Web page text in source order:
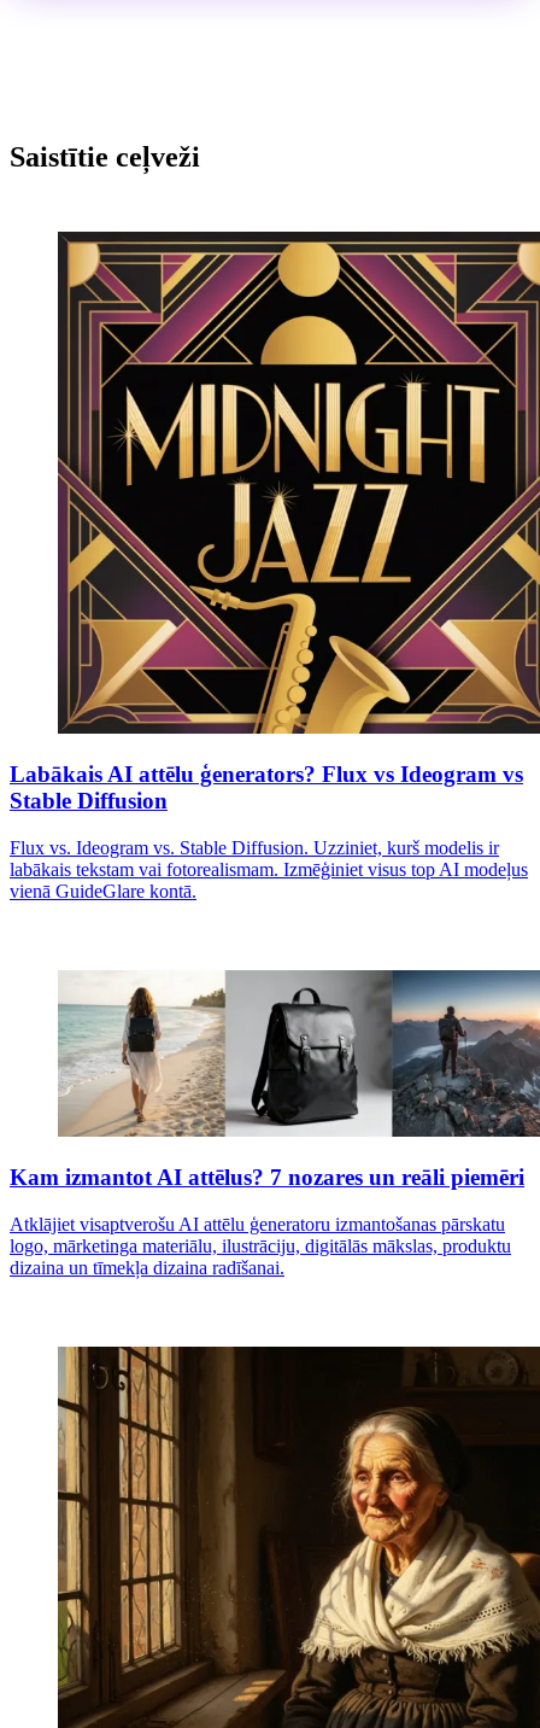
Saistītie ceļveži
Labākais AI attēlu ģenerators? Flux vs Ideogram vs
Stable Diffusion
Flux vs. Ideogram vs. Stable Diffusion. Uzziniet, kurš modelis ir
labākais tekstam vai fotorealismam. Izmēģiniet visus top AI modeļus
vienā GuideGlare kontā.
Kam izmantot AI attēlus? 7 nozares un reāli piemēri
Atklājiet visaptverošu AI attēlu ģeneratoru izmantošanas pārskatu
logo, mārketinga materiālu, ilustrāciju, digitālās mākslas, produktu
dizaina un tīmekļa dizaina radīšanai.